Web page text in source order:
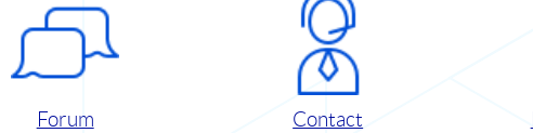
Forum Contact